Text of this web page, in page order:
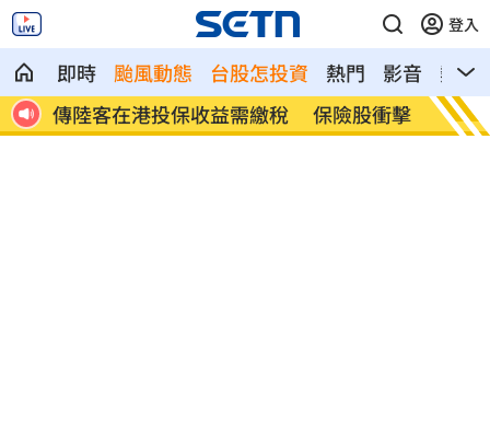
登入
即時 颱風動態 台股怎投資 熱門 影音
熱搜
喜
傳陸客在港投保收益需繳稅 保險股衝擊
4%